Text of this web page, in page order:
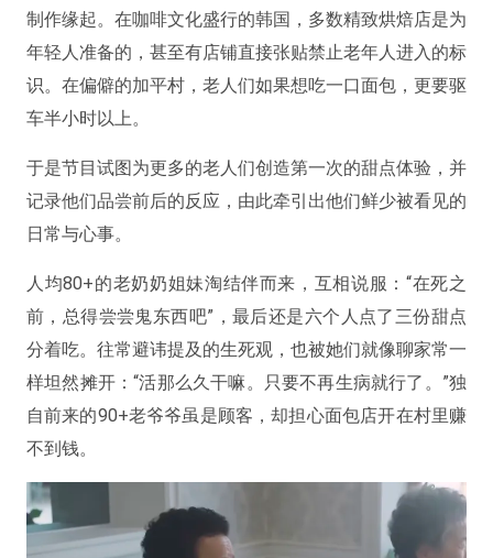
制作缘起。在咖啡文化盛行的韩国，多数精致烘焙店是为
年轻人准备的，甚至有店铺直接张贴禁止老年人进入的标
识。在偏僻的加平村，老人们如果想吃一口面包，更要驱
车半小时以上。
于是节目试图为更多的老人们创造第一次的甜点体验，并
记录他们品尝前后的反应，由此牵引出他们鲜少被看见的
日常与心事。
人均80+的老奶奶姐妹淘结伴而来，互相说服：“在死之
前，总得尝尝鬼东西吧”，最后还是六个人点了三份甜点
分着吃。往常避讳提及的生死观，也被她们就像聊家常一
样坦然摊开：“活那么久干嘛。只要不再生病就行了。”独
自前来的90+老爷爷虽是顾客，却担心面包店开在村里赚
不到钱。